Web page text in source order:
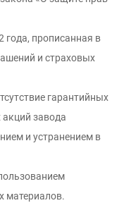
года, прописанная в
и страховых
гарантийных
зaвода
и уcтрaнением в
материалов.